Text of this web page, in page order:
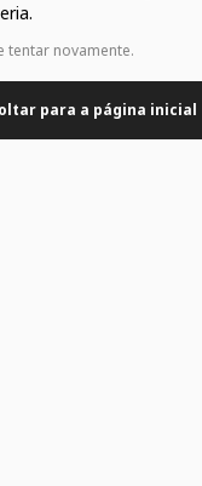
tentar novamente.
para a página inicial